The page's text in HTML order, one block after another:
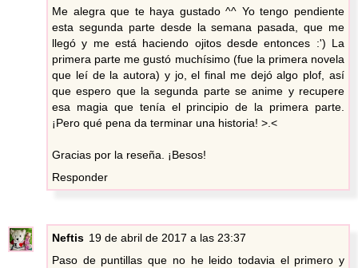
Me alegra que te haya gustado ^^ Yo tengo pendiente
esta segunda parte desde la semana pasada, que me
llegó y me está haciendo ojitos desde entonces :') La
primera parte me gustó muchísimo (fue la primera novela
que leí de la autora) y jo, el final me dejó algo plof, así
que espero que la segunda parte se anime y recupere
esa magia que tenía el principio de la primera parte.
¡Pero qué pena da terminar una historia! >.<
Gracias por la reseña. ¡Besos!
Responder
Neftis 19 de abril de 2017 a las 23:37
Paso de puntillas que no he leido todavia el primero y